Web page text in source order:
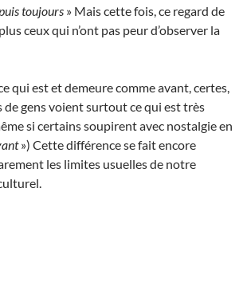
toujours » Mais cette fois, ce regard de
ceux qui n’ont pas peur d’observer la
qui est et demeure comme avant, certes,
de gens voient surtout ce qui est très
si certains soupirent avec nostalgie en
») Cette différence se fait encore
les limites usuelles de notre